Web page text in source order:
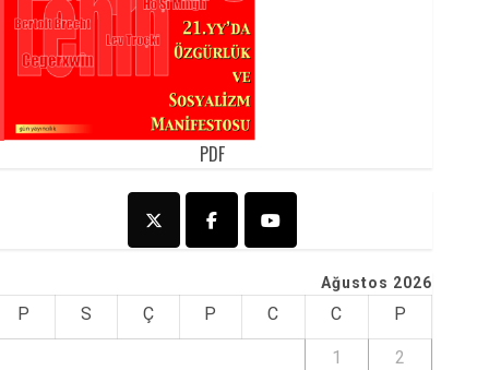
PDF
Ağustos 2026
P S Ç P C C P
1
2